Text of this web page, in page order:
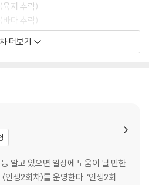
육지 추락)
바다 추락)
스
더보기
알고 있으면 일상에 도움이 될 만한
인생2회차〉를 운영한다. ‘인생2회